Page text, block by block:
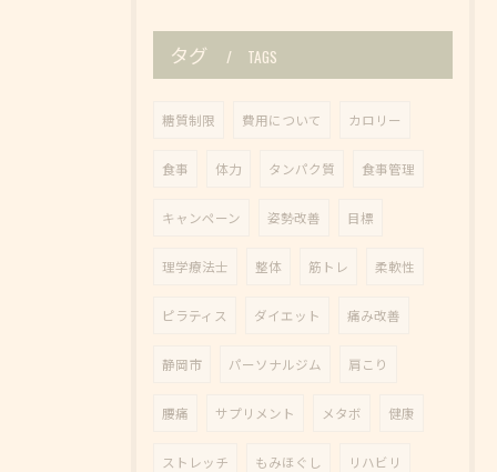
タグ TAGS
糖質制限 費用について カロリー
食事 体力 タンパク質 食事管理
キャンペーン 姿勢改善 目標
理学療法士 整体 筋トレ 柔軟性
ピラティス ダイエット 痛み改善
静岡市 パーソナルジム 肩こり
腰痛 サプリメント メタボ 健康
ストレッチ もみほぐし リハビリ